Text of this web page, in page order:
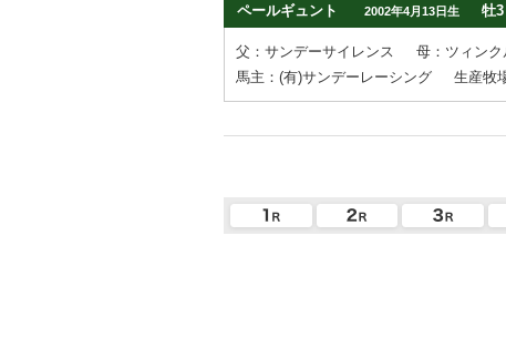
ペールギュント
2002年4月13日生 牡3
父：サンデーサイレンス
母：ツィン
馬主：(有)サンデーレーシング
生産牧